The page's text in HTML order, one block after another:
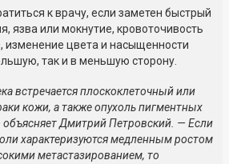
к врачу, если заметен быстрый
язва или мокнутие, кровоточивость
изменение цвета и насыщенности
так и в меньшую сторону.
встречается плоскоклеточный или
кожи, а также опухоль пигментных
Дмитрий Петровский. — Если
характеризуются медленным ростом
метастазированием, то